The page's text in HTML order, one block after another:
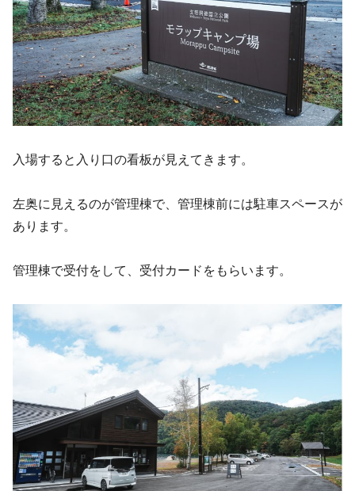
入場すると入り口の看板が見えてきます。
左奥に見えるのが管理棟で、管理棟前には駐車スペースが
あります。
管理棟で受付をして、受付カードをもらいます。